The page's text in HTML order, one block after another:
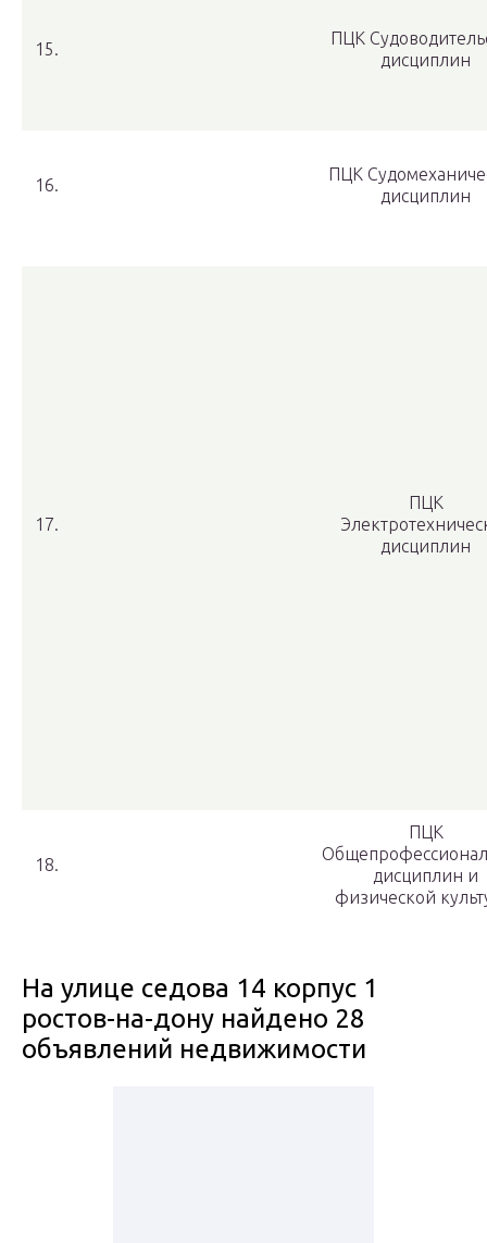
15.
ПЦК
дисциплин
16.
ПЦК
дисциплин
17.
ПЦК
дисциплин
18.
ПЦК
дисциплин и
физической
На улице седова 14 корпус 1
ростов-на-дону найдено 28
объявлений недвижимости